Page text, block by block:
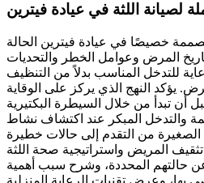
لصيانة اللثة في عيادة فيترين
خصيصًا في عيادة فيترين الحالة
المرض وعوامل الخطر والتحديات
للتدخل المناسب بدلاً من التنظيف
يؤكد النهج الذي يركز على الوقاية
تبدأ من خلال السيطرة البكتيرية
والتدخل المبكر عند اكتشاف نشاط
من التقدم إلى حالات خطيرة
المريض واستراتيجية صحة اللثة
عن حالتهم المحددة، وشرح سبب أهمية
بها، وعرض تقنيات الرعاية المنزلية